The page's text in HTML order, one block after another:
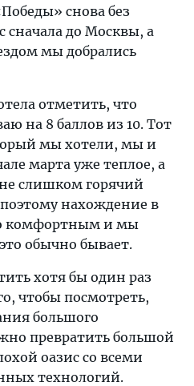
снова без
сначала до Москвы, а
мы добрались
отметить, что
на 8 баллов из 10. Тот
мы хотели, мы и
марта уже теплое, а
слишком горячий
поэтому нахождение в
комфортным и мы
обычно бывает.
хотя бы один раз
чтобы посмотреть,
большого
превратить большой
оазис со всеми
технологий.